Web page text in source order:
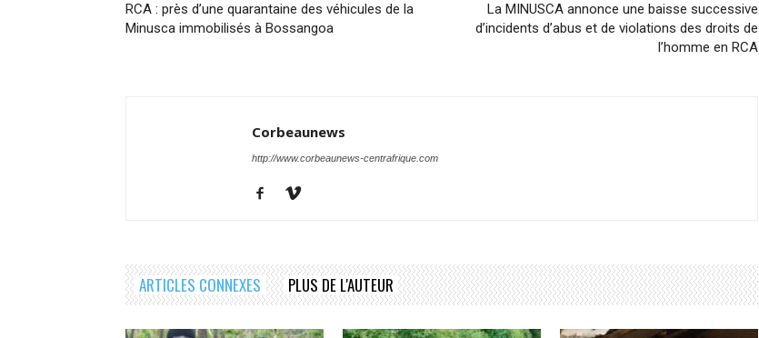
RCA : près d’une quarantaine des véhicules de la
Minusca immobilisés à Bossangoa
La MINUSCA annonce une baisse successive
d’incidents d’abus et de violations des droits de
l’homme en RCA
Corbeaunews
http://www.corbeaunews-centrafrique.com
ARTICLES CONNEXES PLUS DE L'AUTEUR